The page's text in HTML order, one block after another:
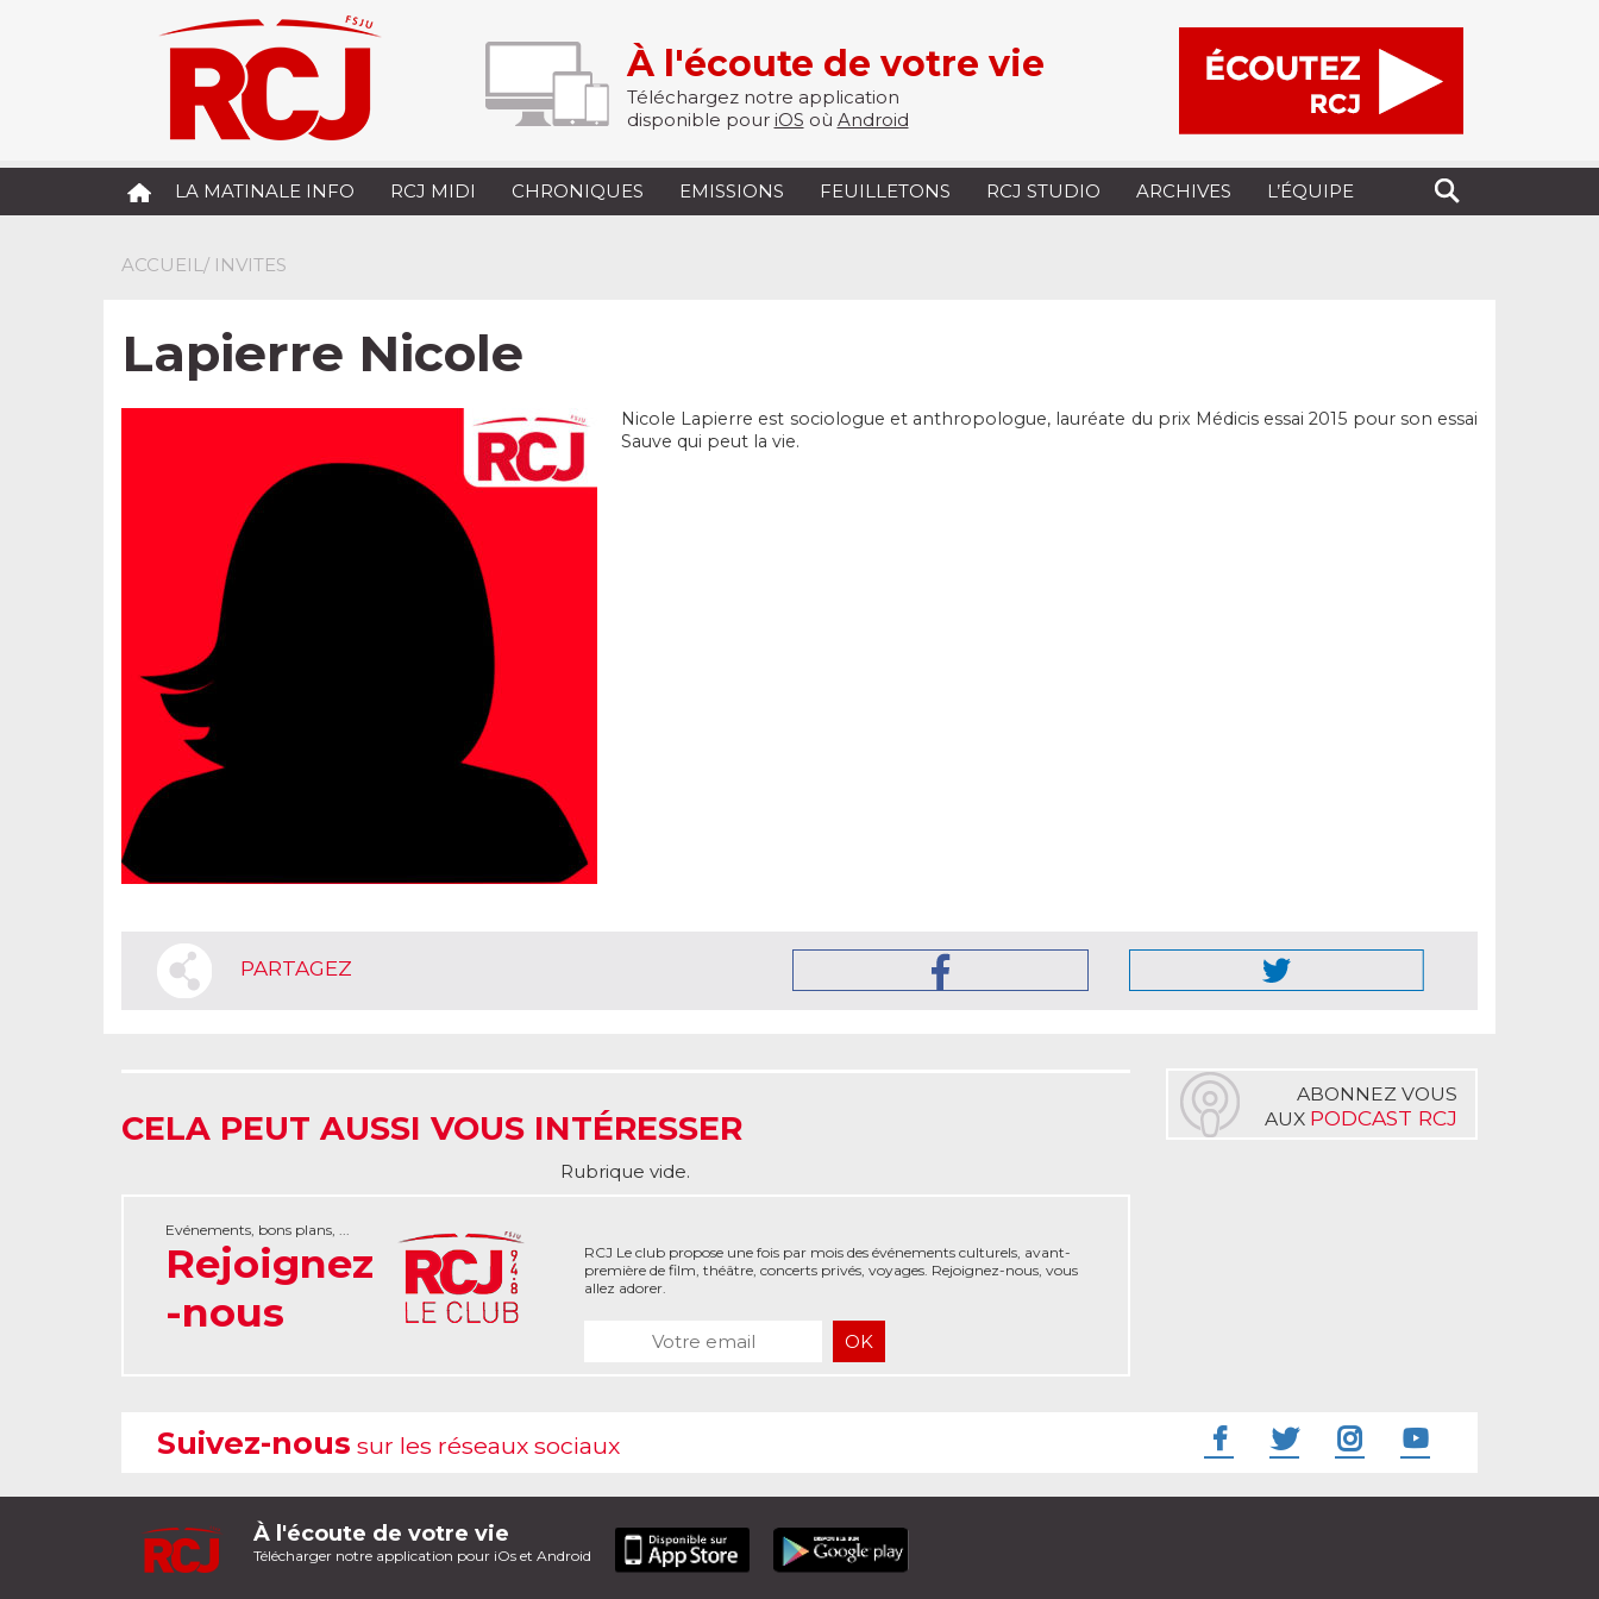
À l'écoute de votre vie
Téléchargez notre application
disponible pour iOS où Android
LA MATINALE INFO RCJ MIDI CHRONIQUES EMISSIONS FEUILLETONS RCJ STUDIO ARCHIVES L’ÉQUIPE
ACCUEIL/ INVITES
Lapierre Nicole
Nicole Lapierre est sociologue et anthropologue, lauréate du prix Médicis essai 2015 pour son essai
Sauve qui peut la vie.
PARTAGEZ
CELA PEUT AUSSI VOUS INTÉRESSER
Rubrique vide.
Evénements, bons plans, ...
Rejoignez
-nous
RCJ Le club propose une fois par mois des événements culturels, avant-
première de film, théâtre, concerts privés, voyages. Rejoignez-nous, vous
allez adorer.
ABONNEZ VOUS
AUX PODCAST RCJ
Suivez-nous sur les réseaux sociaux
À l'écoute de votre vie
Télécharger notre application pour iOs et Android